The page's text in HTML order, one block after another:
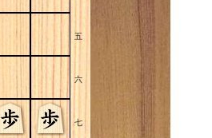
五
六
七